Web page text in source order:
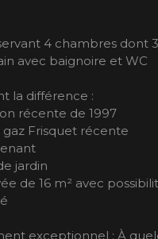
4 chambres dont
avec baignoire et WC
la différence :
récente de 1997
gaz Frisquet récente
jardin
de 16 m² avec
exceptionnel : À